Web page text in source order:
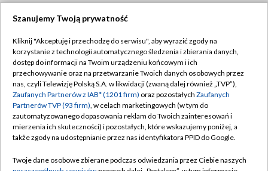
TVP
Abonament TVP
Emisja w TVP
Centrum informacji TVP
Naziemna Telewizja Cyfrowa
Regulamin TVP
Polityka prywatności
Moje zgody
Pomoc
Szanujemy Twoją prywatność
Kliknij "Akceptuję i przechodzę do serwisu", aby wyrazić zgody na
korzystanie z technologii automatycznego śledzenia i zbierania danych,
dostęp do informacji na Twoim urządzeniu końcowym i ich
przechowywanie oraz na przetwarzanie Twoich danych osobowych przez
nas, czyli Telewizję Polską S.A. w likwidacji (zwaną dalej również „TVP”),
Zaufanych Partnerów z IAB* (1201 firm) oraz pozostałych Zaufanych
Partnerów TVP (93 firm), w celach marketingowych (w tym do
zautomatyzowanego dopasowania reklam do Twoich zainteresowań i
mierzenia ich skuteczności) i pozostałych, które wskazujemy poniżej, a
także zgody na udostępnianie przez nas identyfikatora PPID do Google.
Twoje dane osobowe zbierane podczas odwiedzania przez Ciebie naszych